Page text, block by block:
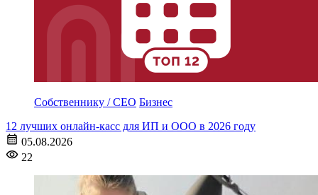
Собственнику / CEO Бизнес
12 лучших онлайн-касс для ИП и ООО в 2026 году
05.08.2026
22